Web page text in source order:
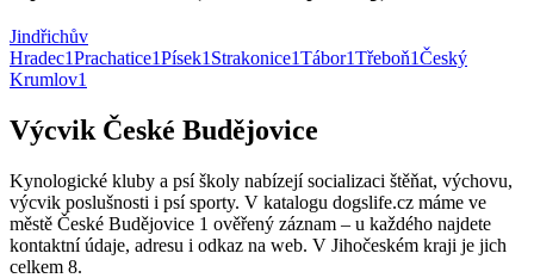
Jindřichův
Hradec1Prachatice1Písek1 Strakonice1Tábor1Třeboň1Český
Krumlov1
Výcvik České Budějovice
Kynologické kluby a psí školy nabízejí socializaci štěňat, výchovu,
výcvik poslušnosti i psí sporty. V katalogu dogslife.cz máme ve
městě České Budějovice 1 ověřený záznam – u každého najdete
kontaktní údaje, adresu i odkaz na web. V Jihočeském kraji je jich
celkem 8.